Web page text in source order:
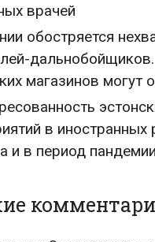
врачей
обостряется
магазинов могут
в иностранных
и в период пандемии